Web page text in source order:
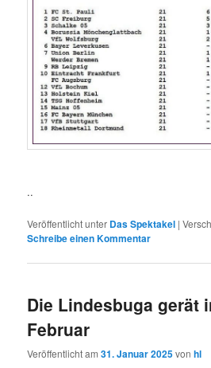
..
Veröffentlicht unter Das Spektakel |
Schreibe einen Kommentar
Die Lindesbuga gerät
Februar
Veröffentlicht am31. Januar 2025vonhl